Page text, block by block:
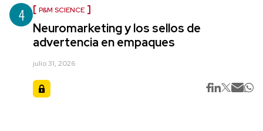
4 P&M SCIENCE
Neuromarketing y los sellos de
advertencia en empaques
julio 31, 2026